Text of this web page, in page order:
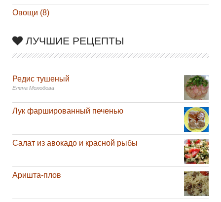
Овощи (8)
ЛУЧШИЕ РЕЦЕПТЫ
Редис тушеный
Елена Молодова
Лук фаршированный печенью
Салат из авокадо и красной рыбы
Аришта-плов